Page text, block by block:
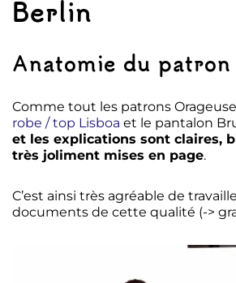
Berlin
Anatomie du patron
Comme tout les patrons Orageuse
robe / top Lisboa et le pantalon
et les explications sont claires,
très joliment mises en page.
C’est ainsi très agréable de
documents de cette qualité (->